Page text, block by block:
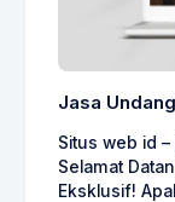
Jasa
Situs web id
Selamat
Eksklusif!